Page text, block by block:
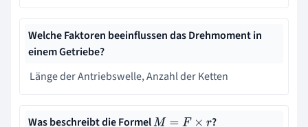
Welche Faktoren beeinflussen das Drehmoment in
einem Getriebe?
Länge der Antriebswelle, Anzahl der Ketten
Was beschreibt die FormelM= F×r
?